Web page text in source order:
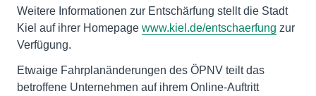
Weitere Informationen zur Entschärfung stellt die Stadt
Kiel auf ihrer Homepage www.kiel.de/entschaerfung zur
Verfügung.
Etwaige Fahrplanänderungen des ÖPNV teilt das
betroffene Unternehmen auf ihrem Online-Auftritt